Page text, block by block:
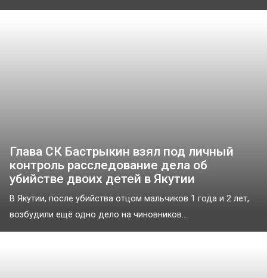
Глава СК Бастрыкин взял под личный
контроль расследование дела об
убийстве двоих детей в Якутии
В Якутии, после убийства отцом мальчиков 1 года и 2 лет,
возбудили ещё одно дело на чиновников....